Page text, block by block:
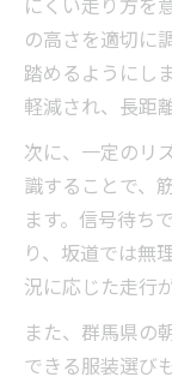
の高さを適切に
踏めるようにし
軽減され、長距
次に、一定のリ
識することで、
ます。信号待ち
り、坂道では無
況に応じた走行
また、群馬県の
できる服装選び